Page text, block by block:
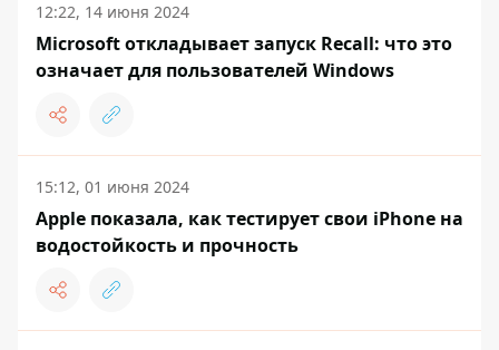
12:22, 14 июня 2024
Microsoft откладывает запуск Recall: что это
означает для пользователей Windows
15:12, 01 июня 2024
Apple показала, как тестирует свои iPhone на
водостойкость и прочность